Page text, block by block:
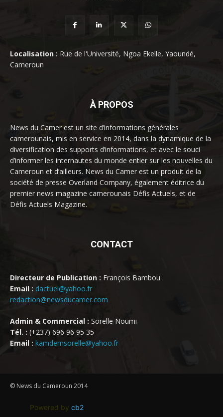
Localisation : Rue de l'Université, Ngoa Ekelle, Yaoundé,
Cameroun
À PROPOS
News du Camer est un site d’informations générales
camerounais, mis en service en 2014, dans la dynamique de la
diversification des supports d’informations, et avec le souci
d’informer les internautes du monde entier sur les nouvelles du
Cameroun et d’ailleurs. News du Camer est un produit de la
société de presse Overland Company, également éditrice du
premier news magazine camerounais Défis Actuels, et de
Défis Actuels Magazine.
CONTACT
Directeur de Publication : François Bambou
Email : dactuel@yahoo.fr
redaction@newsducamer.com
Admin & Commercial : Sorelle Noumi
Tél. : (+237) 696 96 95 35
Email : kamdemsorelle@yahoo.fr
© News du Cameroun 2014
Powered by cb2